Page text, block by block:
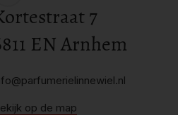
7
EN Arnhem
op de map